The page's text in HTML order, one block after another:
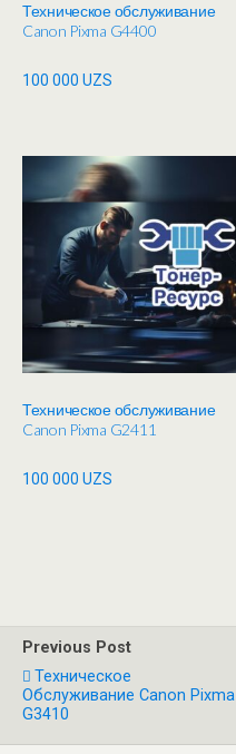
Техническое обслуживание
Canon Pixma G4400
100 000 UZS
Техническое обслуживание
Canon Pixma G2411
100 000 UZS
Previous Post
Техническое
Обслуживание Canon Pixma
G3410